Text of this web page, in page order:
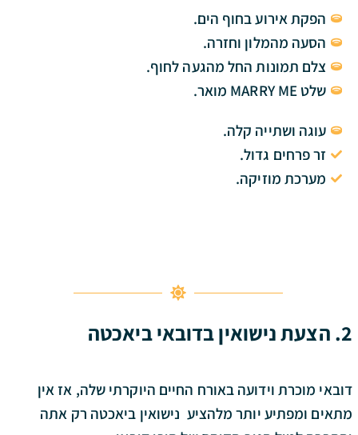
הפקת אירוע בחוף הים.
הסעה מהמלון וחזרה.
צלם תמונות החל מהגעה לחוף.
שלט MARRY ME מואר.
עוגה ושתייה קלה.
זר פרחים גדול.
מערכת מוזיקה.
2. הצעת נישואין בדובאי ביאכטה
דובאי מוכרת וידועה באורח החיים היוקרתי שלה, אז אין
מתאים ומפתיע יותר מלהציע נישואין ביאכטה רק אתה